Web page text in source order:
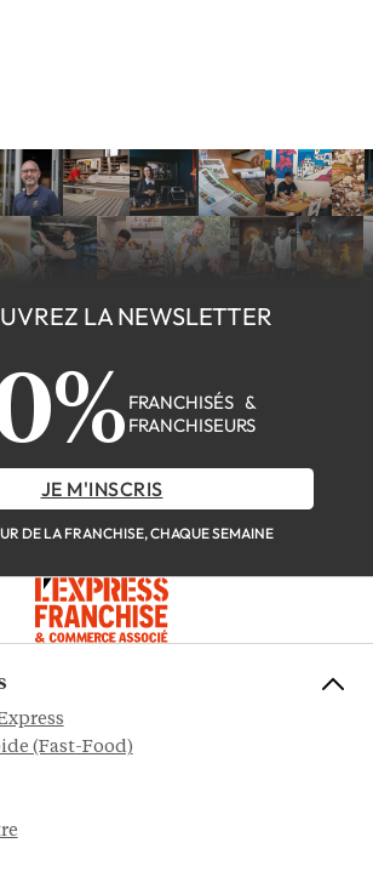
LA NEWSLETTER
FRANCHISÉS &
FRANCHISEURS
JE M'INSCRIS
DE LA FRANCHISE, CHAQUE SEMAINE
(Fast-Food)